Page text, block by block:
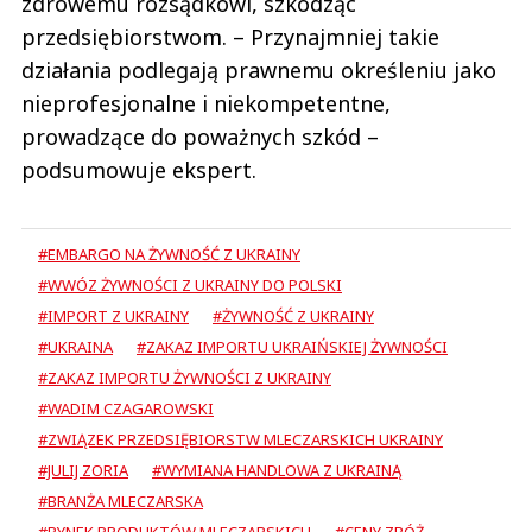
przedsiębiorstwom. – Przynajmniej takie
działania podlegają prawnemu określeniu jako
nieprofesjonalne i niekompetentne,
prowadzące do poważnych szkód –
podsumowuje ekspert.
#EMBARGO NA ŻYWNOŚĆ Z UKRAINY
#WWÓZ ŻYWNOŚCI Z UKRAINY DO POLSKI
#IMPORT Z UKRAINY
#ŻYWNOŚĆ Z UKRAINY
#UKRAINA
#ZAKAZ IMPORTU UKRAIŃSKIEJ ŻYWNOŚCI
#ZAKAZ IMPORTU ŻYWNOŚCI Z UKRAINY
#WADIM CZAGAROWSKI
#ZWIĄZEK PRZEDSIĘBIORSTW MLECZARSKICH UKRAINY
#JULIJ ZORIA
#WYMIANA HANDLOWA Z UKRAINĄ
#BRANŻA MLECZARSKA